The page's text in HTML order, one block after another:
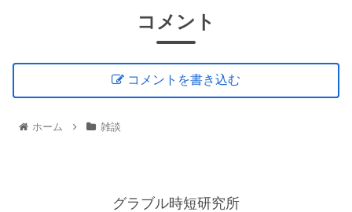
コメント
コメントを書き込む
ホーム 雑談
グラブル時短研究所